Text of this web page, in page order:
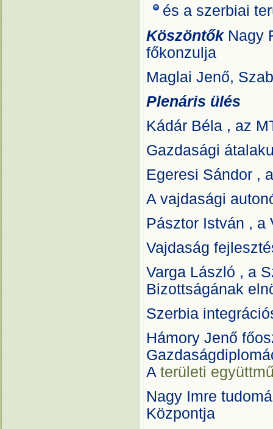
és a szerbiai
KöszöntőkNagy
főkonzulja
Maglai Jenő,
Plenáris ülés
Kádár Béla , az
Gazdasági
Egeresi Sándor ,
A vajdasági
Pásztor István , a
Vajdaság
Varga László , a
Bizottságának
Szerbia
Hámory Jenő
A területi
Nagy Imre
Központja